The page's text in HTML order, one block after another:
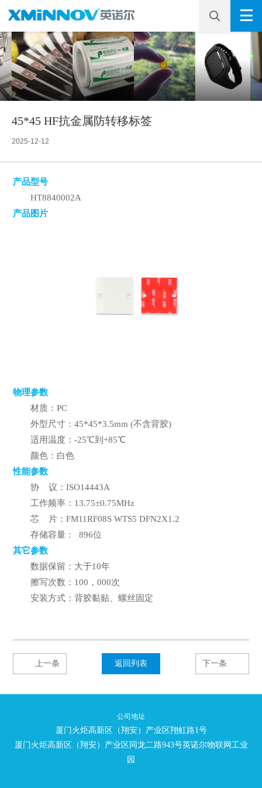
45*45 HF抗金属防转移标签
2025-12-12
产品型号
HT8840002A
产品图片
物理参数
材质：PC
外型尺寸：45*45*3.5mm (不含背胶)
适用温度：-25℃到+85℃
颜色：白色
性能参数
协 议：ISO14443A
工作频率：13.75±0.75MHz
芯 片：FM11RF08S WTS5 DFN2X1.2
存储容量： 896位
其它参数
数据保留：大于10年
擦写次数：100，000次
安装方式：背胶黏贴、螺丝固定
上一条 返回列表 下一条
公司地址
厦门火炬高新区（翔安）产业区翔虹路1号
厦门火炬高新区（翔安）产业区同龙二路943号英诺尔物联网工业
园